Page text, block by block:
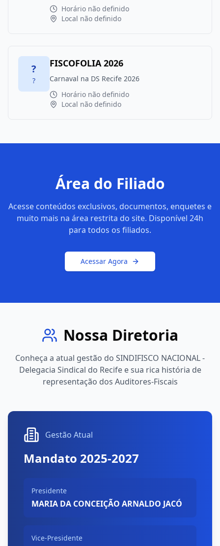
Horário não definido
Local não definido
?
?
FISCOFOLIA 2026
Carnaval na DS Recife 2026
Horário não definido
Local não definido
Área do Filiado
Acesse conteúdos exclusivos, documentos, enquetes e
muito mais na área restrita do site. Disponível 24h
para todos os filiados.
Acessar Agora
Nossa Diretoria
Conheça a atual gestão do SINDIFISCO NACIONAL -
Delegacia Sindical do Recife e sua rica história de
representação dos Auditores-Fiscais
Gestão Atual
Mandato 2025-2027
Presidente
MARIA DA CONCEIÇÃO ARNALDO JACÓ
Vice-Presidente